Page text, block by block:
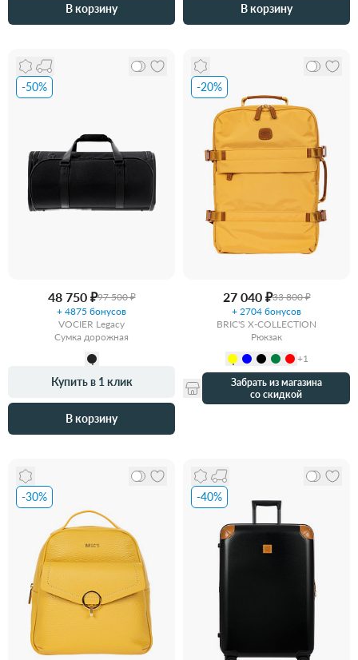
В корзину В корзину
-50%
48 750 ₽97 500 ₽
+ 4875 бонусов
VOCIER Legacy
Сумка дорожная
Купить в 1 клик
В корзину
-20%
27 040 ₽33 800 ₽
+ 2704 бонусов
BRIC'S X-COLLECTION
Рюкзак
+1
Забрать из магазина
со скидкой
-30% -40%